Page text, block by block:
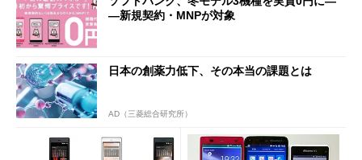
―新規契約・MNPが対象
日本の創薬力低下、その本当の課題とは
AD（三菱総合研究所）